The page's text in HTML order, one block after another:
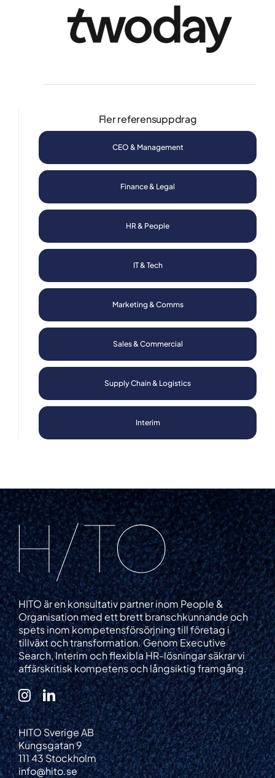
Fler referensuppdrag
CEO & Management
Finance & Legal
HR & People
IT & Tech
Marketing & Comms
Sales & Commercial
Supply Chain & Logistics
Interim
HITO är en konsultativ partner inom People &
Organisation med ett brett branschkunnande och
spets inom kompetensförsörjning till företag i
tillväxt och transformation. Genom Executive
Search, Interim och flexibla HR-lösningar säkrar vi
affärskritisk kompetens och långsiktig framgång.
HITO Sverige AB
Kungsgatan 9
111 43 Stockholm
info@hito.se
Tjänster
Referensuppdrag
Globalt nätverk
Din karriär
Kontakt
Podden Ärligt talat